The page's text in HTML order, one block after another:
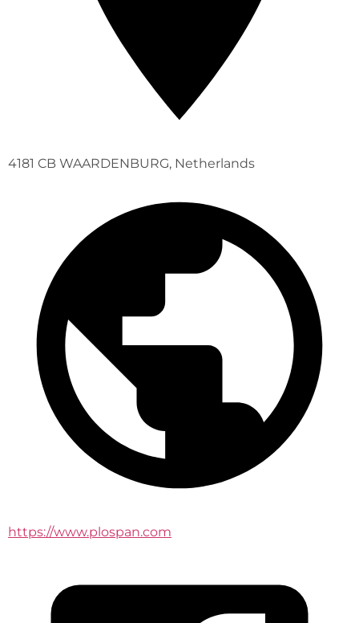
4181 CB WAARDENBURG, Netherlands
https://www.plospan.com